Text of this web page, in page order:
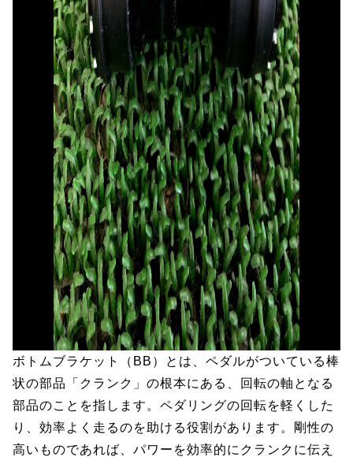
ボトムブラケット（BB）とは、ペダルがついている棒
状の部品「クランク」の根本にある、回転の軸となる
部品のことを指します。ペダリングの回転を軽くした
り、効率よく走るのを助ける役割があります。剛性の
高いものであれば、パワーを効率的にクランクに伝え